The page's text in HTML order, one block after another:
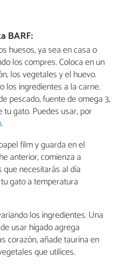
BARF:
huesos, ya sea en casa o
los compres. Coloca en un
los vegetales y el huevo.
los ingredientes a la carne.
pescado, fuente de omega 3,
gato. Puedes usar, por
.
film y guarda en el
anterior, comienza a
necesitarás al día
gato a temperatura
los ingredientes. Una
usar hígado agrega
corazón, añade taurina en
que utilices.